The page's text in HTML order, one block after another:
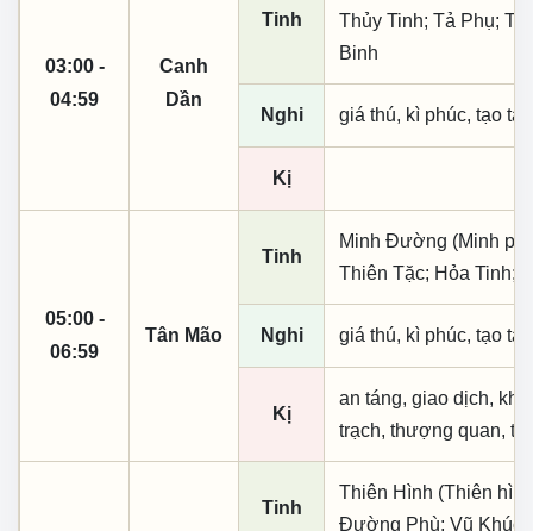
03:00 -
04:59
Canh
Dần
Tinh
Thủy Tinh; Tả Phụ;
Binh
Nghi giá thú, kì phúc, tạo
Kị
05:00 -
06:59
Tân Mão
Tinh
Minh Đường (Minh
Thiên Tặc; Hỏa Tinh;
Nghi giá thú, kì phúc, tạo
Kị
an táng, giao dịch,
trạch, thượng quan,
Tinh
Thiên Hình (Thiên
Đường Phù; Vũ